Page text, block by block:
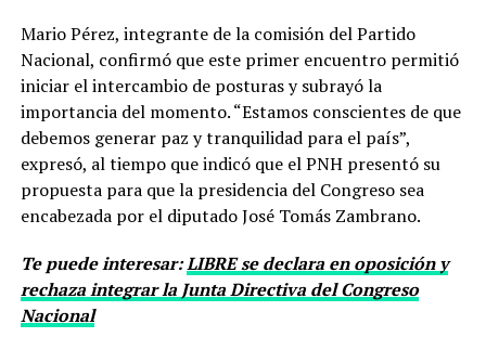
Mario Pérez, integrante de la comisión del Partido
Nacional, confirmó que este primer encuentro permitió
iniciar el intercambio de posturas y subrayó la
importancia del momento. “Estamos conscientes de que
debemos generar paz y tranquilidad para el país”,
expresó, al tiempo que indicó que el PNH presentó su
propuesta para que la presidencia del Congreso sea
encabezada por el diputado José Tomás Zambrano.
Te puede interesar:LIBRE se declara en oposición y
rechaza integrar la Junta Directiva del Congreso
Nacional